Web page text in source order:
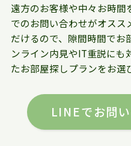
遠方のお客様や中々お時
でのお問い合わせがオスス
だけるので、隙間時間でお
ンライン内見やIT重説にも
たお部屋探しプランをお選
LINEでお問